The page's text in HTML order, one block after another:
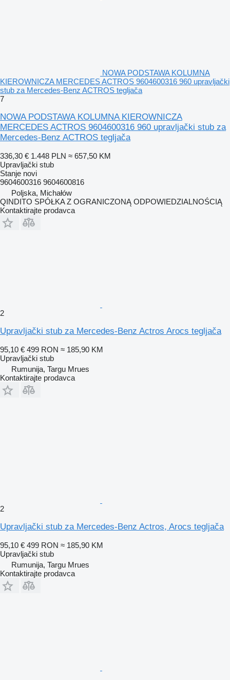
NOWA PODSTAWA KOLUMNA
KIEROWNICZA MERCEDES ACTROS 9604600316 960 upravljački
stub za Mercedes-Benz ACTROS tegljača
7
NOWA PODSTAWA KOLUMNA KIEROWNICZA
MERCEDES ACTROS 9604600316 960 upravljački stub za
Mercedes-Benz ACTROS tegljača
336,30 € 1.448 PLN ≈ 657,50 KM
Upravljački stub
Stanje novi
9604600316 9604600816
Poljska, Michałów
QINDITO SPÓŁKA Z OGRANICZONĄ ODPOWIEDZIALNOŚCIĄ
Kontaktirajte prodavca
2
Upravljački stub za Mercedes-Benz Actros Arocs tegljača
95,10 € 499 RON ≈ 185,90 KM
Upravljački stub
Rumunija, Targu Mrues
Kontaktirajte prodavca
2
Upravljački stub za Mercedes-Benz Actros, Arocs tegljača
95,10 € 499 RON ≈ 185,90 KM
Upravljački stub
Rumunija, Targu Mrues
Kontaktirajte prodavca